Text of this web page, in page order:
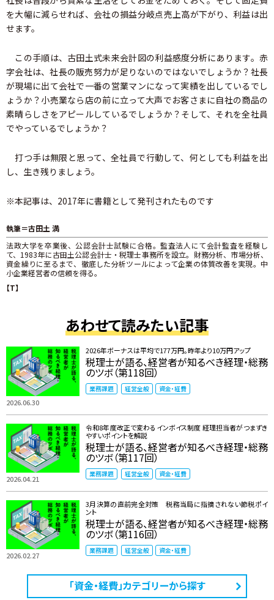
を大幅に減らせれば、会社の損益分岐点売上高が下がり、利益は出
せます。
この手順は、古田土式未来会計図の利益感度分析にあります。赤
字会社は、社長の販売努力が足りないのではないでしょうか？社長
が現場に出て会社で一番の営業マンになって実績を出しているでし
ょうか？小売業なら店の前に立って大声でお客さまに自社の商品の
素晴らしさをアピールしているでしょうか？そして、それを全社員
でやっているでしょうか？
打つ手は無限と思って、全社員で行動して、何としても利益を出
し、生き残りましょう。
※本記事は、2017年に書籍として発刊されたものです
執筆＝古田土 満
法政大学を卒業後、公認会計士試験に合格。監査法人にて会計監査を経験し
て、1983年に古田土公認会計士・税理士事務所を設立。財務分析、市場分析、
資金繰りに至るまで、徹底した分析ツールによって企業の体質改善を実現。中
小企業経営者の信頼を得る。
【T】
あわせて読みたい記事
2026.06.30
2026年ボーナスは平均で177万円。昨年より10万円アップ
税理士が語る、経営者が知るべき経理・総務
のツボ（第118回）
業務課題 経営全般 資金・経費
2026.04.21
令和8年度改正で変わるインボイス制度 ――経理担当者がつまずき
やすいポイントを解説
税理士が語る、経営者が知るべき経理・総務
のツボ（第117回）
業務課題 経営全般 資金・経費
2026.02.27
3月決算の直前完全対策 税務当局に指摘されない節税ポイ
ント
税理士が語る、経営者が知るべき経理・総務
のツボ（第116回）
業務課題 経営全般 資金・経費
「資金・経費」カテゴリーから探す